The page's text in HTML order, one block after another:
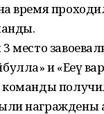
время
3 место
и «Еңеү
команды
награждены